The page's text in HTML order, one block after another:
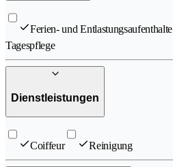
Ferien- und Entlastungsaufenthalte
Tagespflege
Dienstleistungen
Coiffeur Reinigung